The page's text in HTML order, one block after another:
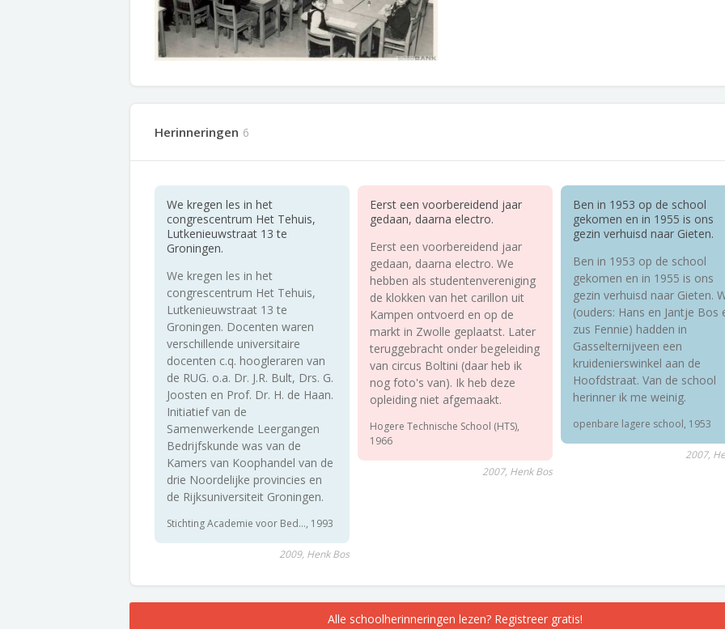
Herinneringen 6
We kregen les in het
congrescentrum Het Tehuis,
Lutkenieuwstraat 13 te
Groningen.
We kregen les in het
congrescentrum Het Tehuis,
Lutkenieuwstraat 13 te
Groningen. Docenten waren
verschillende universitaire
docenten c.q. hoogleraren van
de RUG. o.a. Dr. J.R. Bult, Drs. G.
Joosten en Prof. Dr. H. de Haan.
Initiatief van de
Samenwerkende Leergangen
Bedrijfskunde was van de
Kamers van Koophandel van de
drie Noordelijke provincies en
de Rijksuniversiteit Groningen.
Stichting Academie voor Bed..., 1993
2009, Henk Bos
Eerst een voorbereidend jaar
gedaan, daarna electro.
Eerst een voorbereidend jaar
gedaan, daarna electro. We
hebben als studentenvereniging
de klokken van het carillon uit
Kampen ontvoerd en op de
markt in Zwolle geplaatst. Later
teruggebracht onder begeleiding
van circus Boltini (daar heb ik
nog foto's van). Ik heb deze
opleiding niet afgemaakt.
Hogere Technische School (HTS),
1966
2007, Henk Bos
Ben in 1953 op de school
gekomen en in 1955 is ons
gezin verhuisd naar Gieten.
Ben in 1953 op de school
gekomen en in 1955 is ons
gezin verhuisd naar Gieten.
(ouders: Hans en Jantje Bos
zus Fennie) hadden in
Gasselternijveen een
kruidenierswinkel aan de
Hoofdstraat. Van de school
herinner ik me weinig.
openbare lagere school, 1953
2007,
Alle schoolherinneringen lezen? Registreer gratis!